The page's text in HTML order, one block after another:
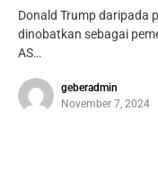
Donald Trump daripada
dinobatkan sebagai
AS…
geberadmin
November 7, 2024